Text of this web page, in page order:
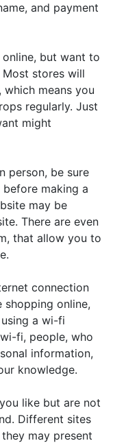
and payment
but want to
stores will
means you
regularly. Just
might
person, be sure
making a
may be
There are even
that allow you to
connection
shopping online,
a wi-fi
fi, people, who
information,
knowledge.
like but are not
Different sites
may present